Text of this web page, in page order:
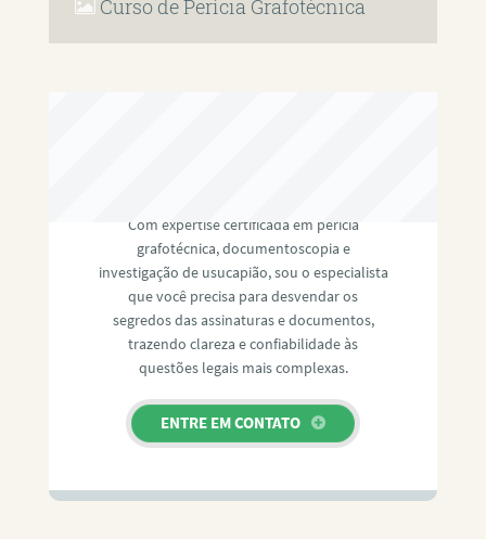
Curso de Perícia Grafotécnica
Com expertise certificada em perícia
grafotécnica, documentoscopia e
investigação de usucapião, sou o especialista
que você precisa para desvendar os
segredos das assinaturas e documentos,
trazendo clareza e confiabilidade às
questões legais mais complexas.
ENTRE EM CONTATO